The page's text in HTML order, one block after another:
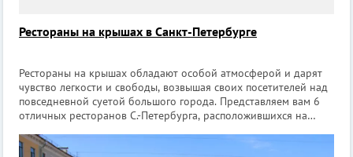
Рестораны на крышах в Санкт-Петербурге
Рестораны на крышах обладают особой атмосферой и дарят
чувство легкости и свободы, возвышая своих посетителей над
повседневной суетой большого города. Представляем вам 6
отличных ресторанов С.-Петербурга, расположившихся на
отеле Hotel